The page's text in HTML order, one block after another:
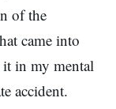
of the
came into
it in my mental
accident.